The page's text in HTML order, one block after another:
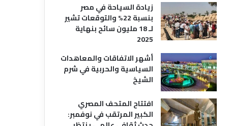
زيادة السياحة في مصر
بنسبة 22% والتوقعات تشير
لـ 18 مليون سائح بنهاية
2025
أشهر الاتفاقات والمعاهدات
السياسية والحربية في شرم
الشيخ
افتتاح المتحف المصري
الكبير المرتقب في نوفمبر: